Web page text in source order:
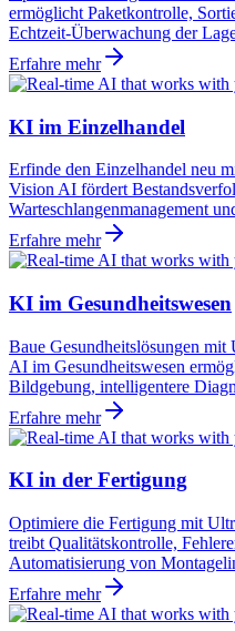
ermöglicht Paketkontrolle,
Echtzeit-Überwachung der
Erfahre mehr
KI im Einzelhandel
Erfinde den Einzelhandel neu
Vision AI fördert
Warteschlangenmanagement
Erfahre mehr
KI im Gesundheitswesen
Baue Gesundheitslösungen
AI im Gesundheitswesen
Bildgebung, intelligentere
Erfahre mehr
KI in der Fertigung
Optimiere die Fertigung mit
treibt Qualitätskontrolle,
Automatisierung von
Erfahre mehr